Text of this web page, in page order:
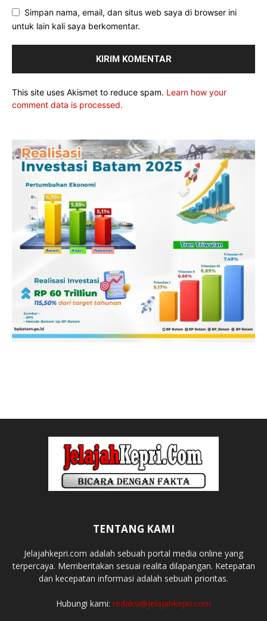
Simpan nama, email, dan situs web saya di browser ini
untuk lain kali saya berkomentar.
This site uses Akismet to reduce spam. Learn how your
comment data is processed.
TENTANG KAMI
Jelajahkepri.com adalah sebuah portal media online yang
terpercaya. Memberitakan sesuai realita dilapangan. Ketepatan
dan kecepatan informasi adalah sebuah prioritas.
Hubungi kami: redaksi@jelajahkepri.com